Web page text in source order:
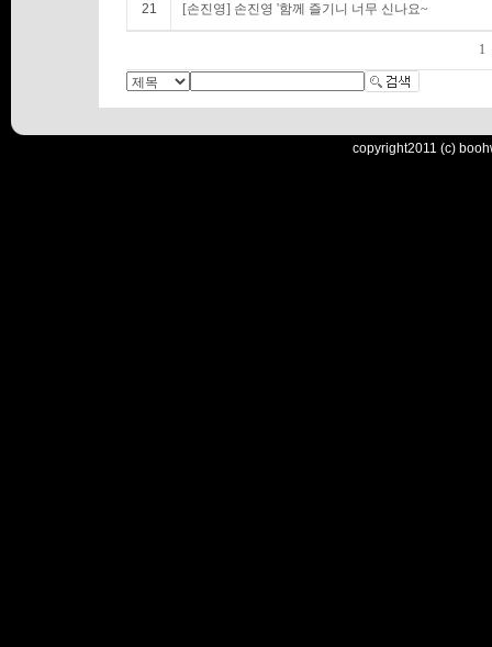
21 [손진영] 손진영 '함께 즐기니 너무 신나요~
1
copyright2011 (c)